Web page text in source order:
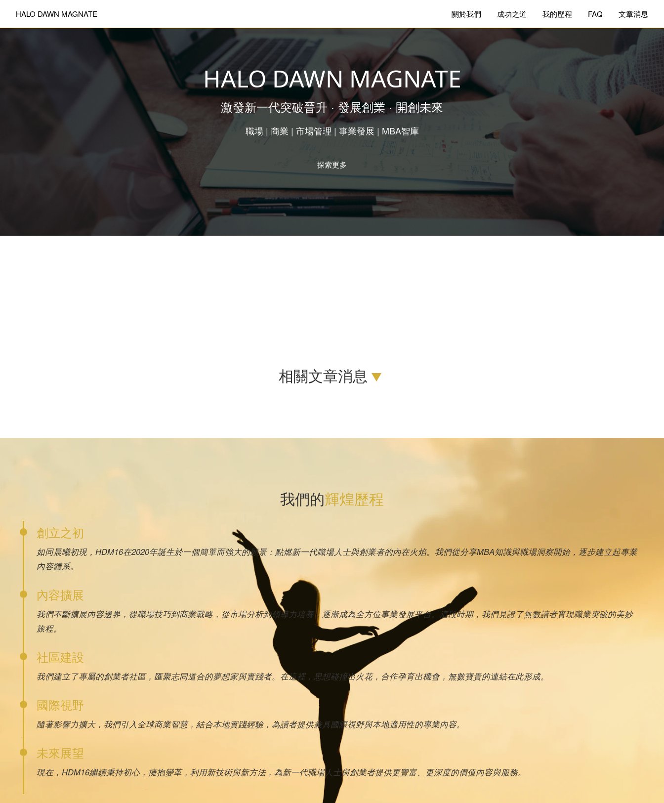
HALO DAWN MAGNATE 關於我們 成功之道 我的歷程 FAQ 文章消息
HALO DAWN MAGNATE
激發新一代突破晉升 · 發展創業 · 開創未來
職場 | 商業 | 市場管理 | 事業發展 | MBA智庫
探索更多
相關文章消息
我們的輝煌歷程
創立之初
如同晨曦初現，HDM16在2020年誕生於一個簡單而強大的願景：點燃新一代職場人士與創業者的內在火焰。我們從分享MBA知識與職場洞察開始，逐步建立起專業
內容體系。
內容擴展
我們不斷擴展內容邊界，從職場技巧到商業戰略，從市場分析到領導力培養，逐漸成為全方位事業發展平台。這段時期，我們見證了無數讀者實現職業突破的美妙
旅程。
社區建設
我們建立了專屬的創業者社區，匯聚志同道合的夢想家與實踐者。在這裡，思想碰撞出火花，合作孕育出機會，無數寶貴的連結在此形成。
國際視野
隨著影響力擴大，我們引入全球商業智慧，結合本地實踐經驗，為讀者提供兼具國際視野與本地適用性的專業內容。
未來展望
現在，HDM16繼續秉持初心，擁抱變革，利用新技術與新方法，為新一代職場人士與創業者提供更豐富、更深度的價值內容與服務。